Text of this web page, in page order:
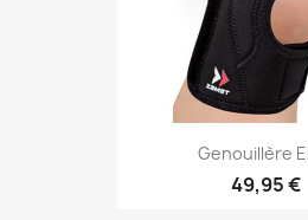
Genouillère
49,95 €